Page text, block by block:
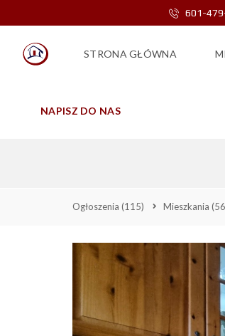
601-
STRONA GŁÓWNA
NAPISZ DO NAS
Ogłoszenia (115) Mieszkania